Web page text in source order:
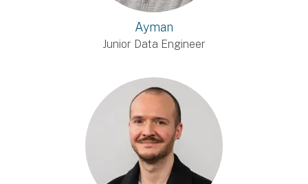
Ayman
Junior Data Engineer